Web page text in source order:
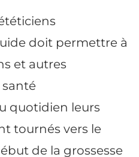
doit permettre à
et autres
quotidien leurs
tournés vers le
de la grossesse